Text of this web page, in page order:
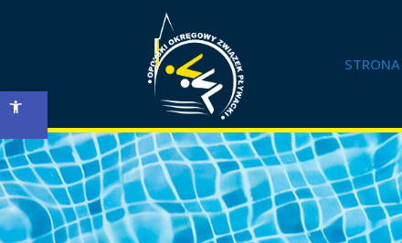
Open toolbar